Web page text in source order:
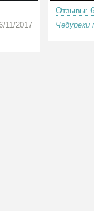
11/2017
Отзывы: 6
Чебуреки